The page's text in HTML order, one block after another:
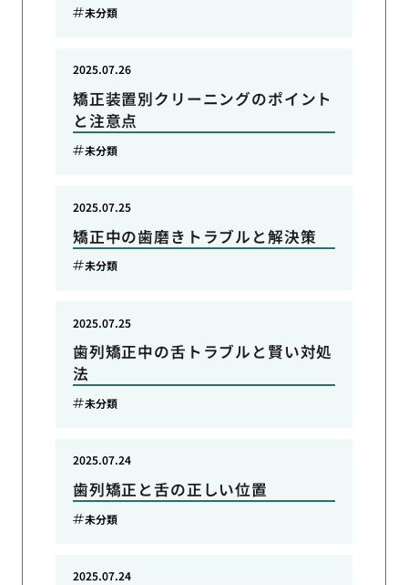
未分類
矯正装置別クリーニングのポイント
と注意点
2025.07.26
未分類
矯正中の歯磨きトラブルと解決策
2025.07.25
未分類
歯列矯正中の舌トラブルと賢い対処
法
2025.07.25
未分類
歯列矯正と舌の正しい位置
2025.07.24
未分類
2025.07.24